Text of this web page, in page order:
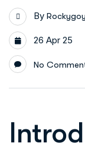
By
26 Apr 25
No